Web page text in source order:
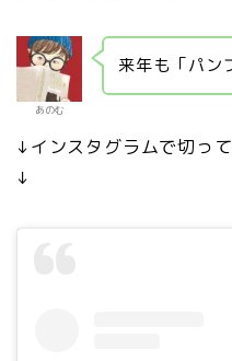
あのむ
来年も「パン
↓インスタグラムで切っ
↓